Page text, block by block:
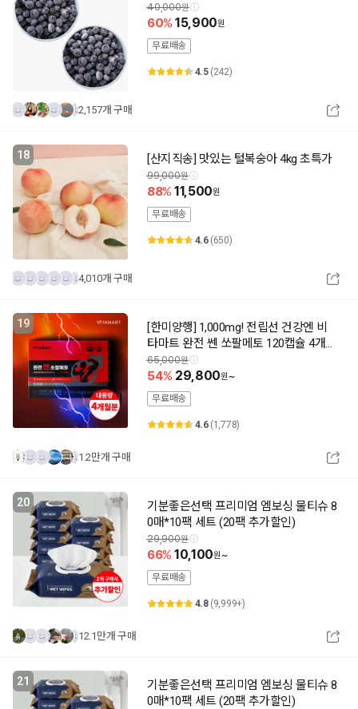
40,000
60 15,900
무료배송
4.5 (242)
2,157개 구매
18 [산지직송] 맛있는 털복숭아 4kg 초특가
99,000
88 11,500
무료배송
4.6 (650)
4,010개 구매
19
[한미양행] 1,000mg! 전립선 건강엔 비
타마트 완전 쎈 쏘팔메토 120캡슐 4개월
분(추가할인)
65,000
54 29,800
~
무료배송
4.6 (1,778)
1.2만개 구매
20
기분좋은선택 프리미엄 엠보싱 물티슈 8
0매*10팩 세트 (20팩 추가할인)
29,900
66 10,100
~
무료배송
4.8 (9,999+)
12.1만개 구매
21
기분좋은선택 프리미엄 엠보싱 물티슈 8
0매*10팩 세트 (20팩 추가할인)